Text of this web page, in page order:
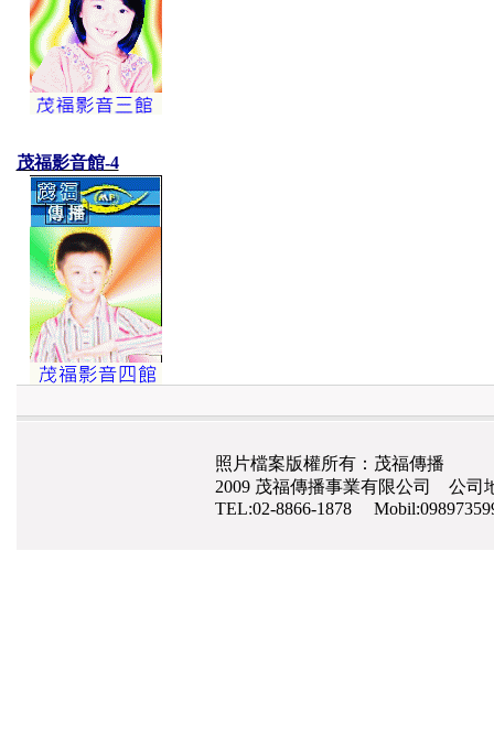
茂福影音館-4
照片檔案版權所有：茂福傳播
2009 茂福傳播事業有限公司 公司
TEL:02-8866-1878